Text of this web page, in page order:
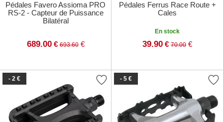
Pédales Favero Assioma PRO
RS-2 - Capteur de Puissance
Bilatéral
689.00 € 693.60€
Pédales Ferrus Race Route +
Cales
En stock
39.90 € 70.00 €
- 2 € - 5 €